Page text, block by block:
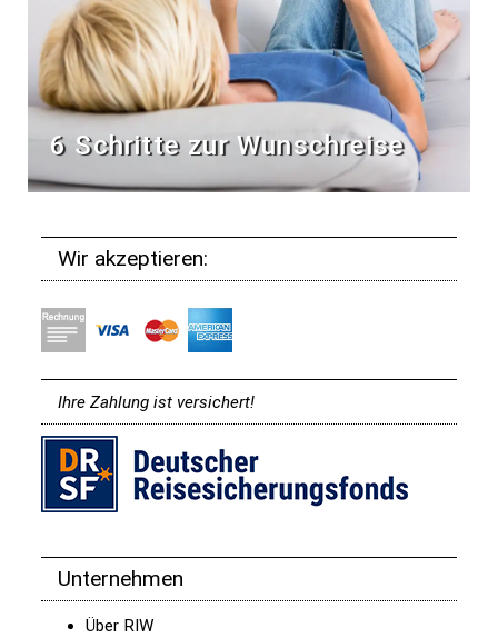
6 Schritte zur Wunschreise
Wir akzeptieren:
Ihre Zahlung ist versichert!
Unternehmen
Über RIW